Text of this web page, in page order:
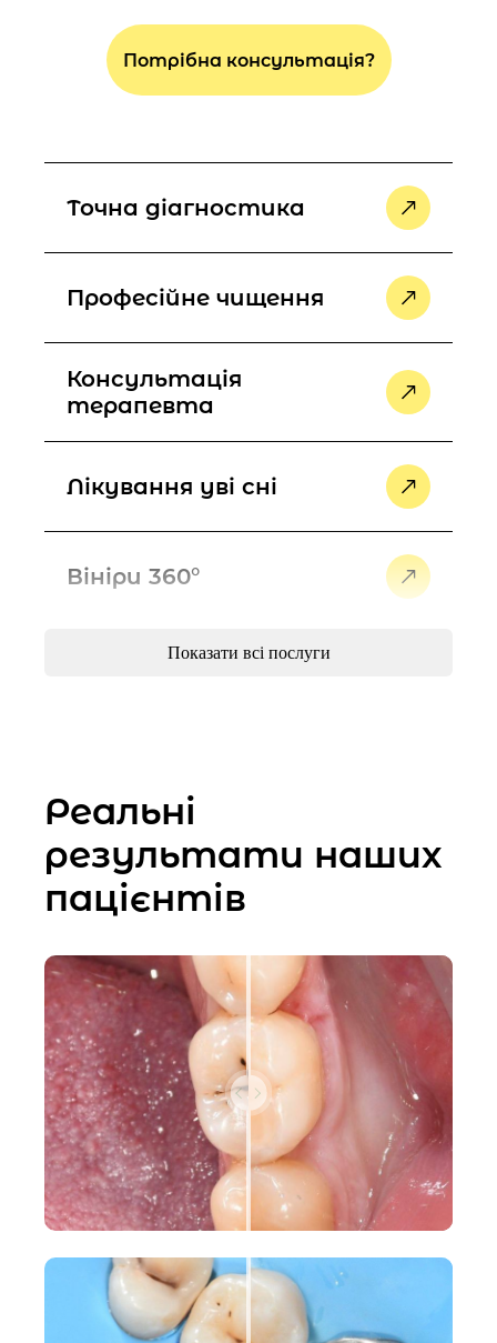
Потрібна консультація?
Точна діагностика
Професійне чищення
Консультація
терапевта
Лікування уві сні
Вініри 360°
Комплексне
Лікування кореневих
каналів
Показати всі послуги
Реальні
результати наших
пацієнтів